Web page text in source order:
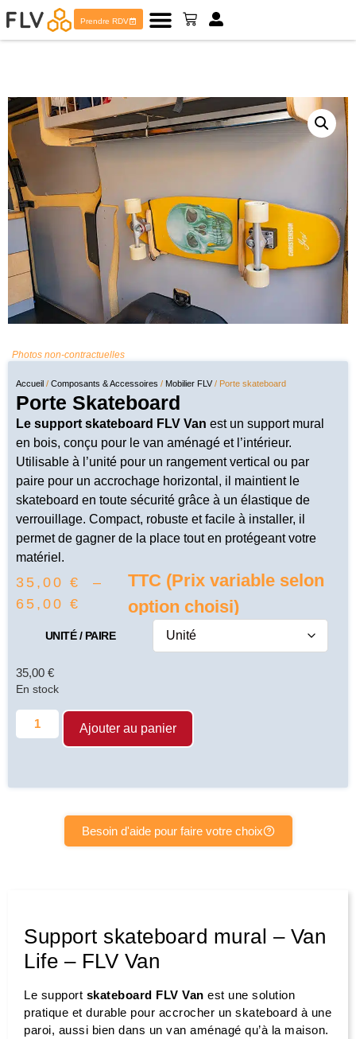
Prendre RDV
Photos non-contractuelles
Accueil / Composants & Accessoires / Mobilier FLV/ Porte skateboard
Porte Skateboard
Le support skateboard FLV Van est un support mural
en bois, conçu pour le van aménagé et l’intérieur.
Utilisable à l’unité pour un rangement vertical ou par
paire pour un accrochage horizontal, il maintient le
skateboard en toute sécurité grâce à un élastique de
verrouillage. Compact, robuste et facile à installer, il
permet de gagner de la place tout en protégeant votre
matériel.
35,00 €
–
65,00 €
TTC (Prix variable selon
option choisi)
UNITÉ / PAIRE
35,00 €
En stock
Ajouter au panier
Besoin d'aide pour faire votre choix
Support skateboard mural – Van
Life – FLV Van
Le support skateboard FLV Van est une solution
pratique et durable pour accrocher un skateboard à une
paroi, aussi bien dans un van aménagé qu’à la maison.